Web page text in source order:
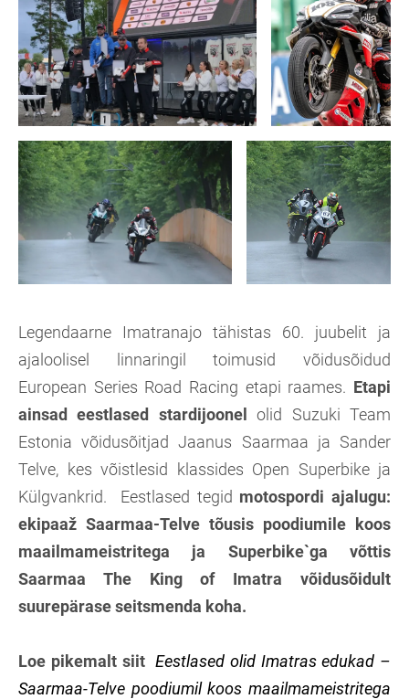
Legendaarne Imatranajo tähistas 60. juubelit ja
ajaloolisel linnaringil toimusid võidusõidud
European Series Road Racing etapi raames. Etapi
ainsad eestlased stardijoonelolid Suzuki Team
Estonia võidusõitjad Jaanus Saarmaa ja Sander
Telve, kes võistlesid klassides Open Superbike ja
Külgvankrid. Eestlased tegid motospordi ajalugu:
ekipaaž Saarmaa-Telve tõusis poodiumile koos
maailmameistritega ja Superbike`ga võttis
Saarmaa The King of Imatra võidusõidult
suurepärase seitsmenda koha.
Loe pikemalt siit Eestlased olid Imatras edukad –
Saarmaa-Telve poodiumil koos maailmameistritega